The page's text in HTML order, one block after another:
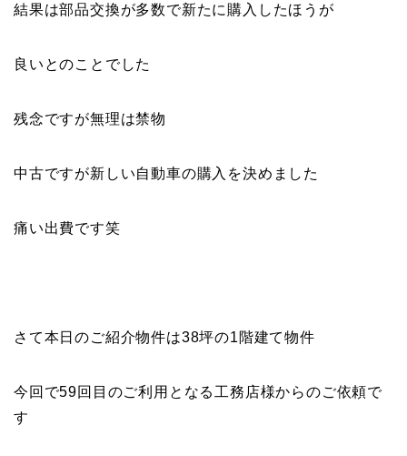
結果は部品交換が多数で新たに購入したほうが
良いとのことでした
残念ですが無理は禁物
中古ですが新しい自動車の購入を決めました
痛い出費です笑
さて本日のご紹介物件は38坪の1階建て物件
今回で59回目のご利用となる工務店様からのご依頼で
す